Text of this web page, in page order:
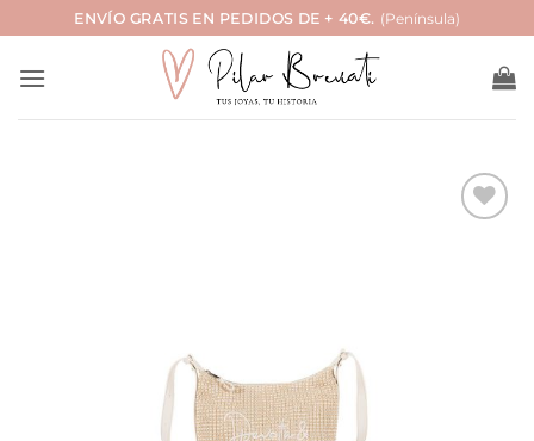
al
contenido
ENVÍO GRATIS EN PEDIDOS DE + 40€. (Península)